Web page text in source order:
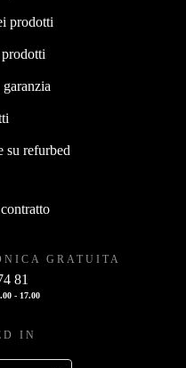
prodotti
su refurbed
GRATUITA
81
- 17.00
IN